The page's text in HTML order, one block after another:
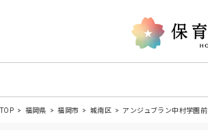
TOP 福岡県 福岡市 城南区 アンジュブラン中村学園前